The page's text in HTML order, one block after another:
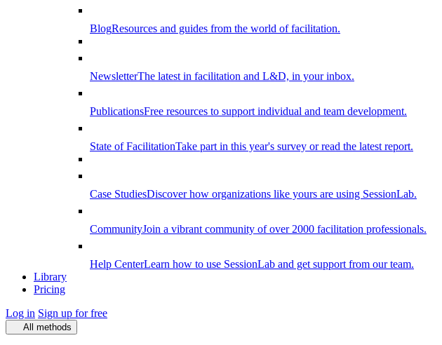
BlogResources and guides from the world of facilitation.
NewsletterThe latest in facilitation and L&D, in your inbox.
PublicationsFree resources to support individual and team development.
State of FacilitationTake part in this year's survey or read the latest report.
Case StudiesDiscover how organizations like yours are using SessionLab.
CommunityJoin a vibrant community of over 2000 facilitation professionals.
Help CenterLearn how to use SessionLab and get support from our team.
Library
Pricing
Log in Sign up for free
All methods